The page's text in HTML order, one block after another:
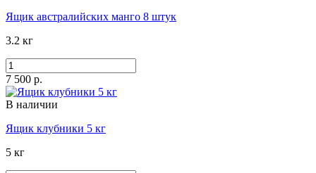
Ящик австралийских манго 8 штук
3.2 кг
7 500 р.
В наличии
Ящик клубники 5 кг
5 кг